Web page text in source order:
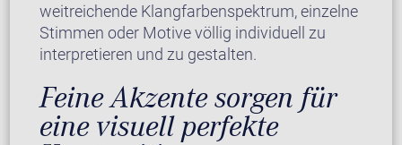
weitreichende Klangfarbenspektrum, einzelne
Stimmen oder Motive völlig individuell zu
interpretieren und zu gestalten.
Feine Akzente sorgen für
eine visuell perfekte